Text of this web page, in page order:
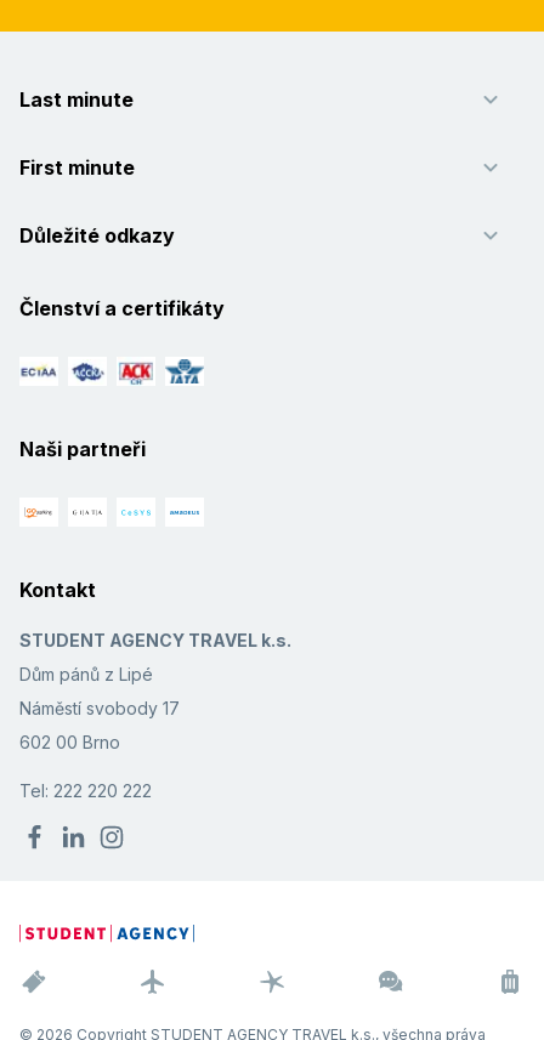
Last minute
First minute
Důležité odkazy
Členství a certifikáty
Naši partneři
Kontakt
STUDENT AGENCY TRAVEL k.s.
Dům pánů z Lipé
Náměstí svobody 17
602 00 Brno
Tel: 222 220 222
© 2026 Copyright STUDENT AGENCY TRAVEL k.s., všechna práva